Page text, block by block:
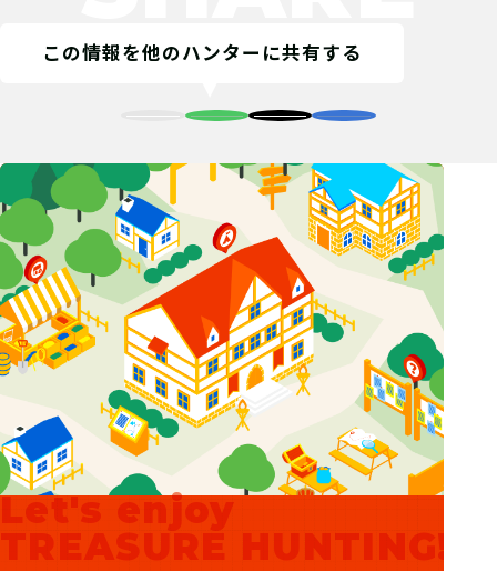
この情報を他のハンターに共有する
Let's enjoy
TREASURE HUNTING!